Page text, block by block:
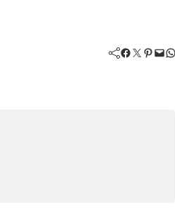
Facebook Twitter Pinterest Mail WhatsApp